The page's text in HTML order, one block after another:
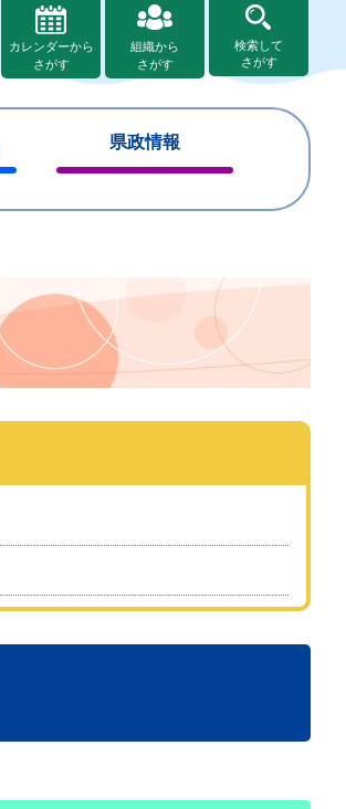
カレンダーから
さがす
組織から
さがす
検索して
さがす
県政情報
じ